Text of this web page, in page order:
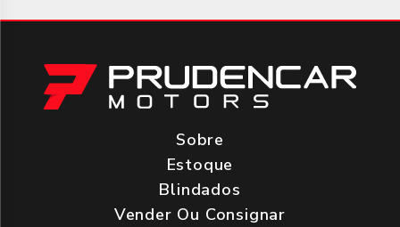
Sobre
Estoque
Blindados
Vender Ou Consignar